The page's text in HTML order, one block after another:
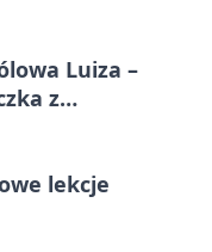
Luiza –
z
lekcje